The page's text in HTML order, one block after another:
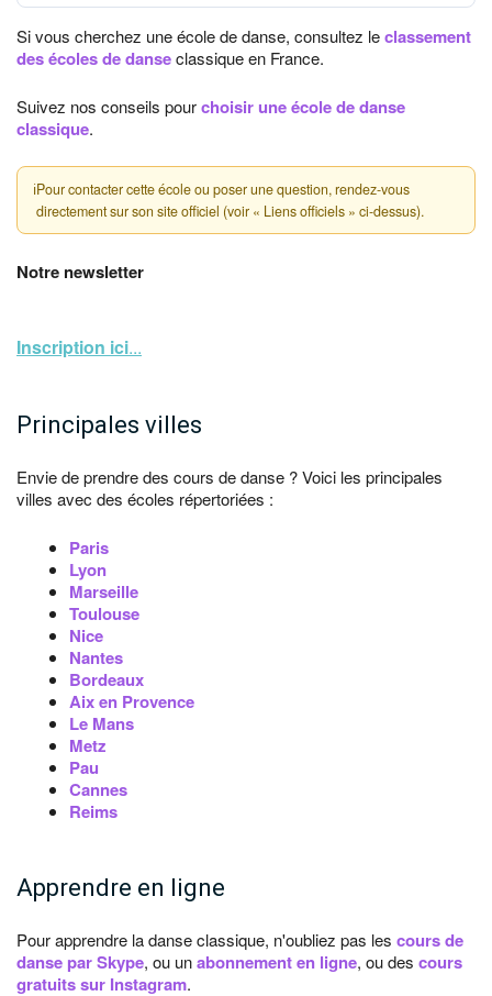
Si vous cherchez une école de danse, consultez leclassement
des écoles de danseclassique en France.
Suivez nos conseils pourchoisir une école de danse
classique.
ℹPour contacter cette école ou poser une question, rendez-vous
directement sur son site officiel (voir « Liens officiels » ci-dessus).
Notre newsletter
Inscription ici...
Principales villes
Envie de prendre des cours de danse ? Voici les principales
villes avec des écoles répertoriées :
Paris
Lyon
Marseille
Toulouse
Nice
Nantes
Bordeaux
Aix en Provence
Le Mans
Metz
Pau
Cannes
Reims
Apprendre en ligne
Pour apprendre la danse classique, n'oubliez pas les cours de
danse par Skype, ou unabonnement en ligne, ou des cours
gratuits sur Instagram.